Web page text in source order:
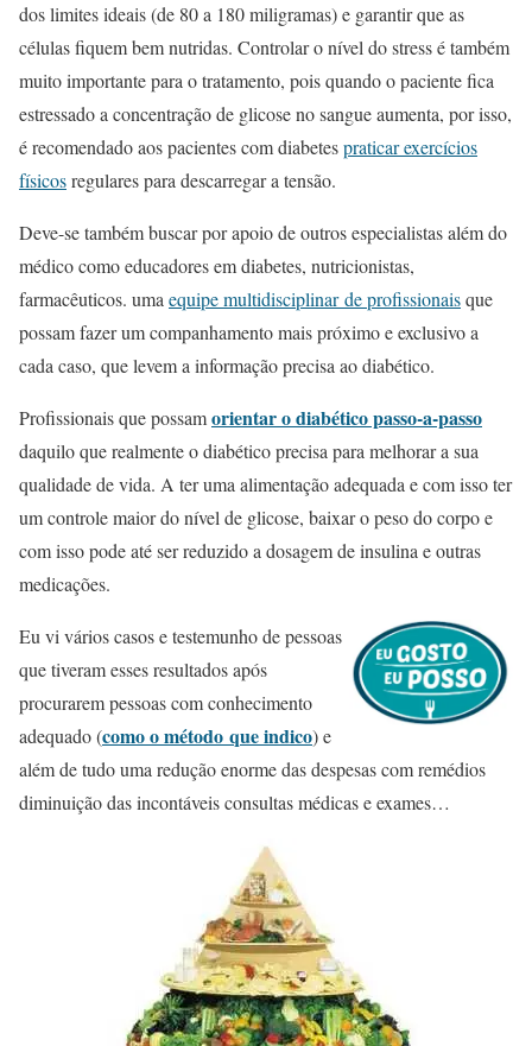
dos limites ideais (de 80 a 180 miligramas) e garantir que as
células fiquem bem nutridas. Controlar o nível do stress é também
muito importante para o tratamento, pois quando o paciente fica
estressado a concentração de glicose no sangue aumenta, por isso,
é recomendado aos pacientes com diabetespraticar exercícios
físicosregulares para descarregar a tensão.
Deve-se também buscar por apoio de outros especialistas além do
médico como educadores em diabetes, nutricionistas,
farmacêuticos. umaequipe multidisciplinar de profissionaisque
possam fazer um companhamento mais próximo e exclusivo a
cada caso, que levem a informação precisa ao diabético.
Profissionais que possamorientar o diabético passo-a-passo
daquilo que realmente o diabético precisa para melhorar a sua
qualidade de vida. A ter uma alimentação adequada e com isso ter
um controle maior do nível de glicose, baixar o peso do corpo e
com isso pode até ser reduzido a dosagem de insulina e outras
medicações.
Eu vi vários casos e testemunho de pessoas
que tiveram esses resultados após
procurarem pessoas com conhecimento
adequado (como o método que indico) e
além de tudo uma redução enorme das despesas com remédios
diminuição das incontáveis consultas médicas e exames…